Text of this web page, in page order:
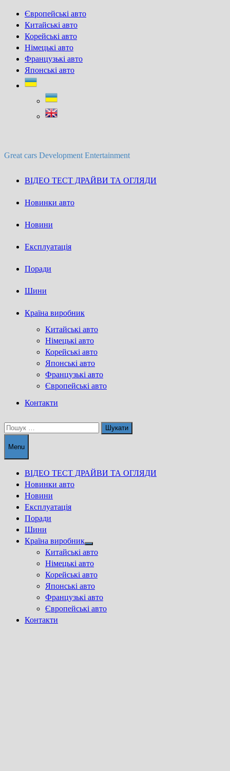
Skip
content
Європейські авто
Китайські авто
Корейські авто
Німецькі авто
Французькі авто
Японські авто
Great cars Development Entertainment
ВІДЕО ТЕСТ ДРАЙВИ ТА ОГЛЯДИ
Новинки авто
Новини
Експлуатація
Поради
Шини
Країна виробник
Китайські авто
Німецькі авто
Корейські авто
Японські авто
Французькі авто
Європейські авто
Контакти
Пошук:
Menu
ВІДЕО ТЕСТ ДРАЙВИ ТА ОГЛЯДИ
Новинки авто
Новини
Експлуатація
Поради
Шини
Країна виробник
Show
sub
menu
Китайські авто
Німецькі авто
Корейські авто
Японські авто
Французькі авто
Європейські авто
Контакти